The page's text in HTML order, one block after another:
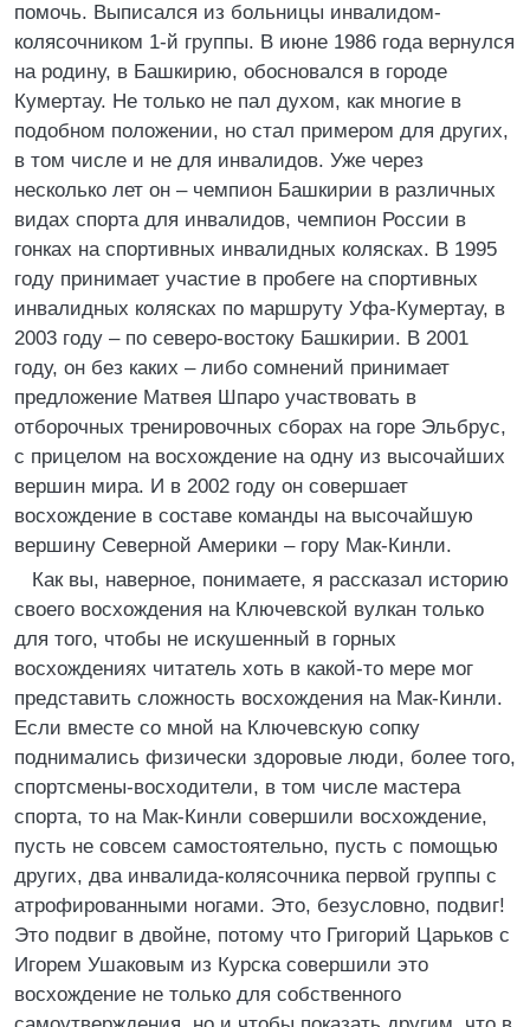
помочь. Выписался из больницы инвалидом-
колясочником 1-й группы. В июне 1986 года вернулся
на родину, в Башкирию, обосновался в городе
Кумертау. Не только не пал духом, как многие в
подобном положении, но стал примером для других,
в том числе и не для инвалидов. Уже через
несколько лет он – чемпион Башкирии в различных
видах спорта для инвалидов, чемпион России в
гонках на спортивных инвалидных колясках. В 1995
году принимает участие в пробеге на спортивных
инвалидных колясках по маршруту Уфа-Кумертау, в
2003 году – по северо-востоку Башкирии. В 2001
году, он без каких – либо сомнений принимает
предложение Матвея Шпаро участвовать в
отборочных тренировочных сборах на горе Эльбрус,
с прицелом на восхождение на одну из высочайших
вершин мира. И в 2002 году он совершает
восхождение в составе команды на высочайшую
вершину Северной Америки – гору Мак-Кинли.
Как вы, наверное, понимаете, я рассказал историю
своего восхождения на Ключевской вулкан только
для того, чтобы не искушенный в горных
восхождениях читатель хоть в какой-то мере мог
представить сложность восхождения на Мак-Кинли.
Если вместе со мной на Ключевскую сопку
поднимались физически здоровые люди, более того,
спортсмены-восходители, в том числе мастера
спорта, то на Мак-Кинли совершили восхождение,
пусть не совсем самостоятельно, пусть с помощью
других, два инвалида-колясочника первой группы с
атрофированными ногами. Это, безусловно, подвиг!
Это подвиг в двойне, потому что Григорий Царьков с
Игорем Ушаковым из Курска совершили это
восхождение не только для собственного